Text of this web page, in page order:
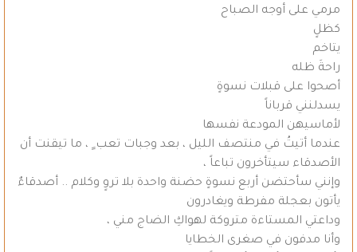
مرمي على أوجه الصباح
كظلٍ
يتاخم
راحةَ ظله
أصحوا على قبلات نسوةٍ
يسدلنني قرباناً
لأماسيهن المودعة نفسها
عندما أتيتُ في منتصف الليل ، بعد وجبات تعب ٍ ، ما تيقنت أن
الأصدقاء سيتأخرون تباعاً ،
وإنني سأحتضن أربع نسوةٍ حضنة واحدة بلا تروٍ وكلام .. أصدقاءٌ
يأتون بعجلة مفرطة ويغادرون
وداعتي المستاءة متروكة لهواكِ الضاج مني ،
وأنا مدفون في صغرى الخطايا